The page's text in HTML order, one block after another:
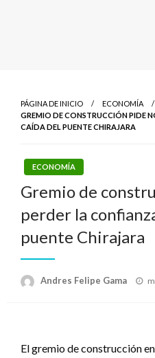
PÁGINA DE INICIO
ECONOMÍA
GREMIO DE CONSTRUCCIÓN PIDE
CAÍDA DEL PUENTE CHIRAJARA
ECONOMÍA
Gremio de
perder la
puente Chirajara
Andres Felipe Gama
El gremio de construcción